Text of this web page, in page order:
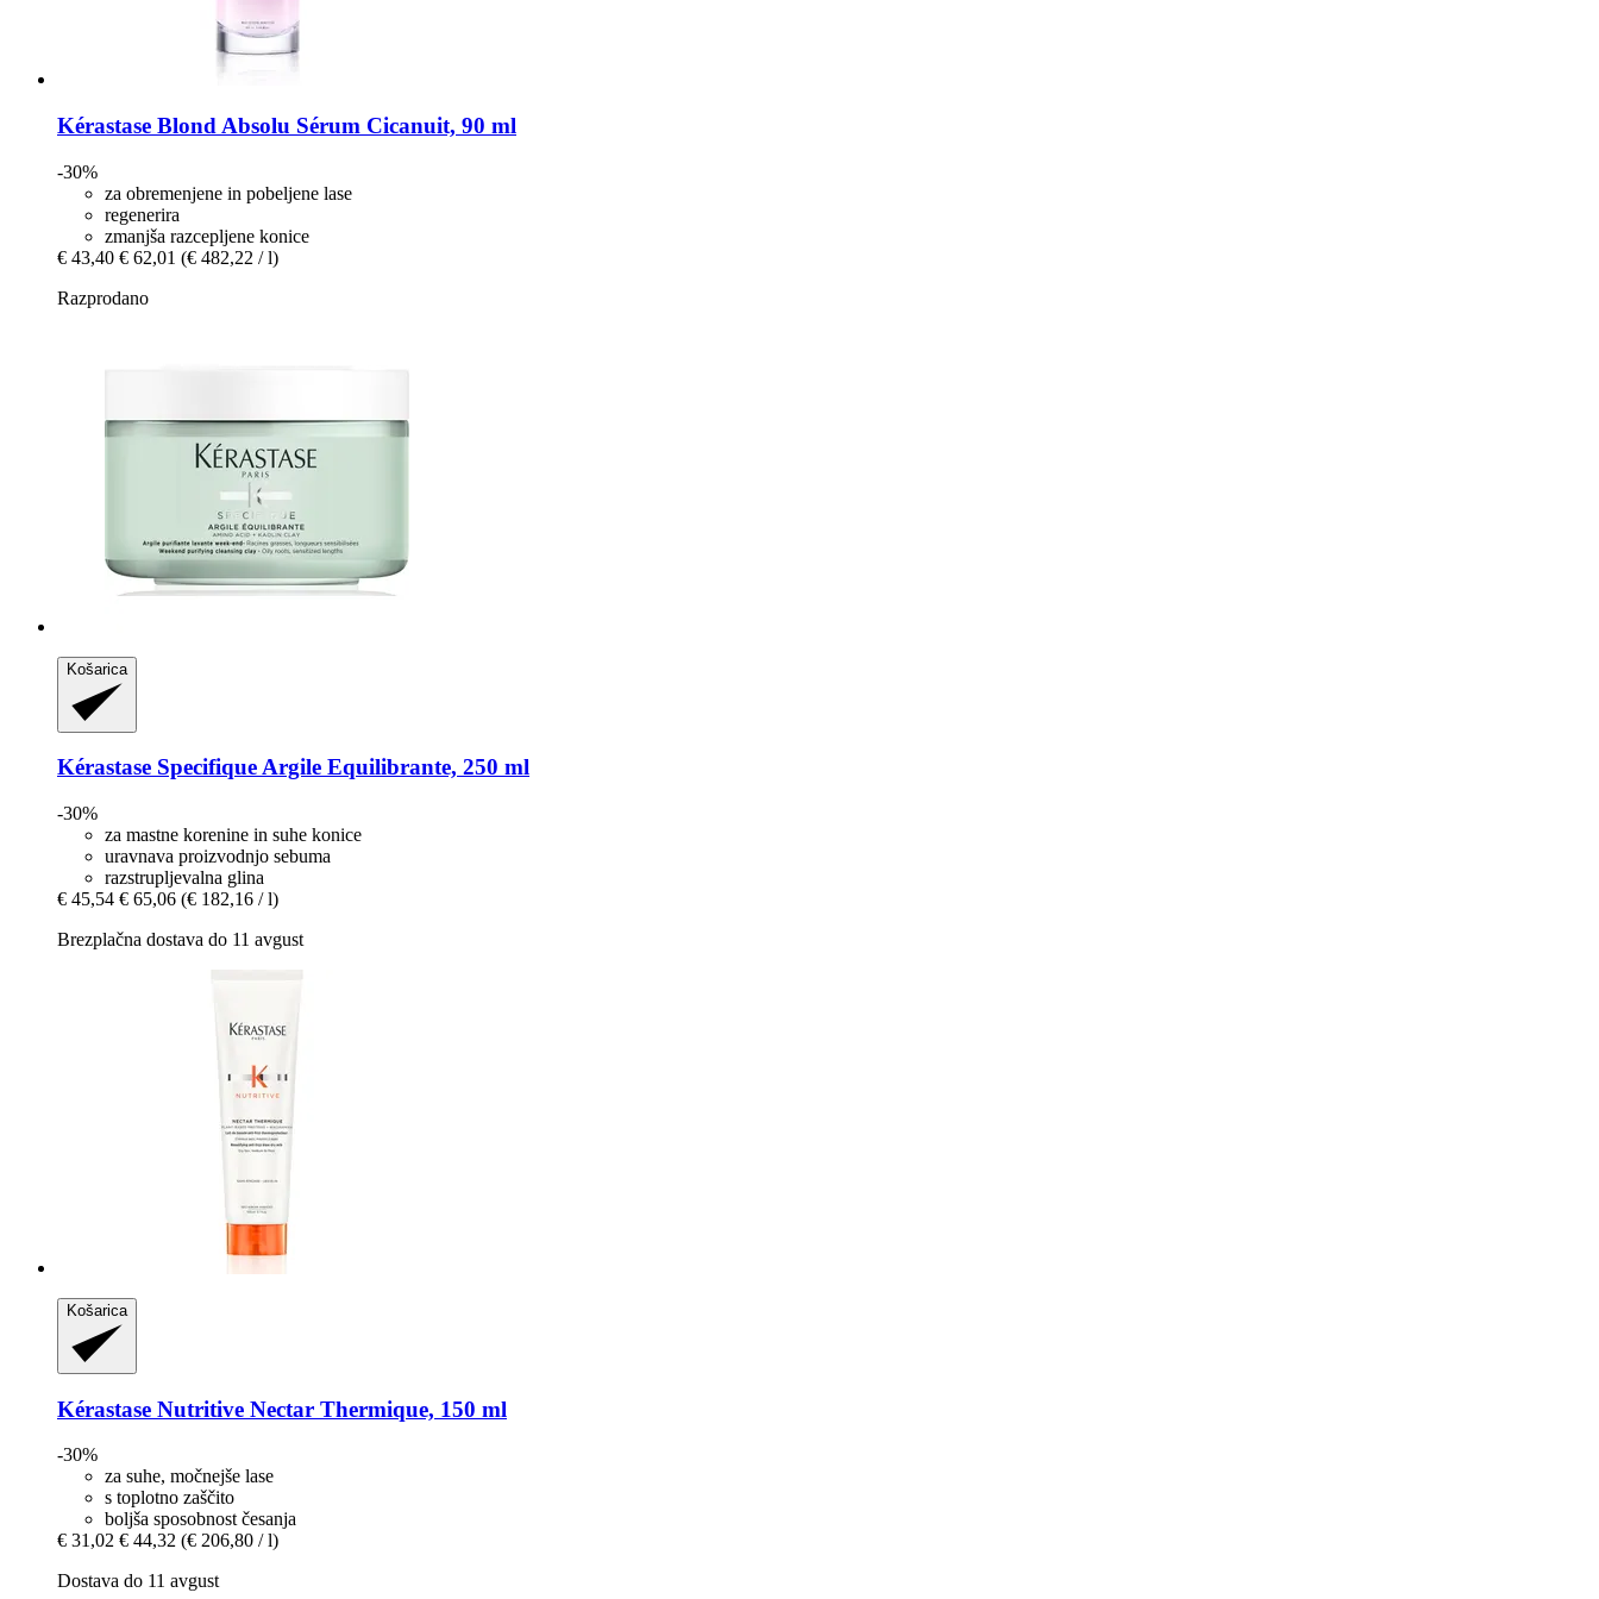
Kérastase Blond Absolu Sérum Cicanuit, 90 ml
-30%
za obremenjene in pobeljene lase
regenerira
zmanjša razcepljene konice
€ 43,40 € 62,01 (€ 482,22 / l)
Razprodano
Košarica
Kérastase Specifique Argile Equilibrante, 250 ml
-30%
za mastne korenine in suhe konice
uravnava proizvodnjo sebuma
razstrupljevalna glina
€ 45,54 € 65,06 (€ 182,16 / l)
Brezplačna dostava do 11 avgust
Košarica
Kérastase Nutritive Nectar Thermique, 150 ml
-30%
za suhe, močnejše lase
s toplotno zaščito
boljša sposobnost česanja
€ 31,02 € 44,32 (€ 206,80 / l)
Dostava do 11 avgust